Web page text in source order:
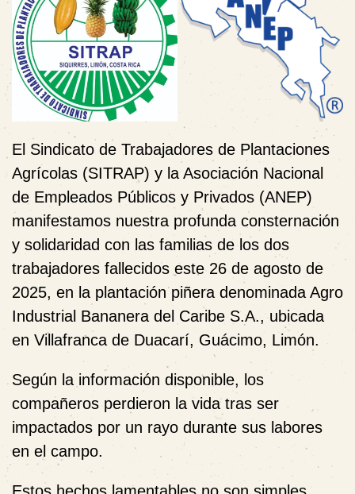
El Sindicato de Trabajadores de Plantaciones
Agrícolas (SITRAP) y la Asociación Nacional
de Empleados Públicos y Privados (ANEP)
manifestamos nuestra profunda consternación
y solidaridad con las familias de los dos
trabajadores fallecidos este 26 de agosto de
2025, en la plantación piñera denominada Agro
Industrial Bananera del Caribe S.A., ubicada
en Villafranca de Duacarí, Guácimo, Limón.
Según la información disponible, los
compañeros perdieron la vida tras ser
impactados por un rayo durante sus labores
en el campo.